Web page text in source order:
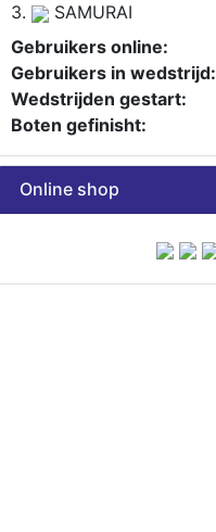
3.
SAMURAI
Gebruikers online:
Gebruikers in wedstrijd:
Wedstrijden gestart:
Boten gefinisht:
Online shop